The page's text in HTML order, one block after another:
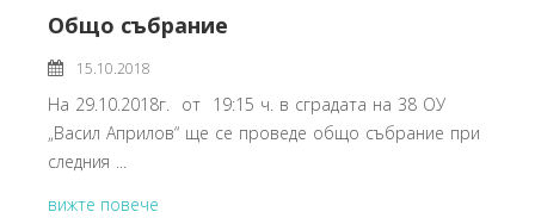
Общо събрание
15.10.2018
На 29.10.2018г. от 19:15 ч. в сградата на 38 ОУ
„Васил Априлов“ ще се проведе общо събрание при
следния ...
вижте повече